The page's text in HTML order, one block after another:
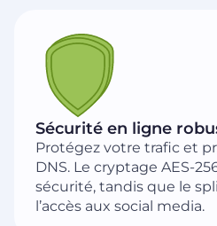
Sécurité en ligne
Protégez votre trafic et
DNS. Le cryptage AES-
sécurité, tandis que le
l’accès aux social media.